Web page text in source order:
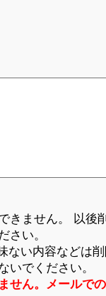
きません。 以後
さい。
ない内容などは
いでください。
せん。メールで